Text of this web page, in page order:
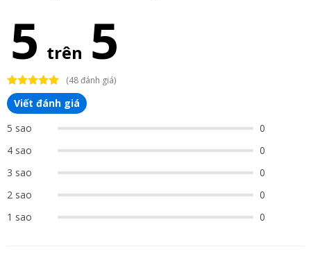
5 trên 5
(48 đánh giá)
Viết đánh giá
5 sao
0
4 sao
0
3 sao
0
2 sao
0
1 sao
0